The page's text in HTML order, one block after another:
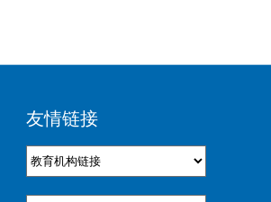
友情链接